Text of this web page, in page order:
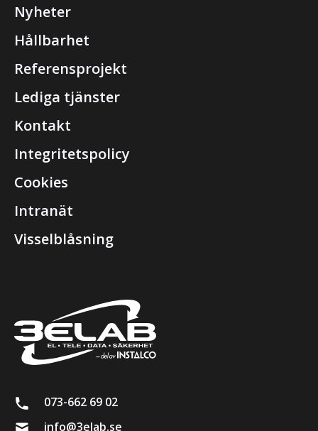
073-662 69 02
info@3elab.se
Nyheter
Hållbarhet
Referensprojekt
Lediga tjänster
Kontakt
Integritetspolicy
Cookies
Intranät
Visselblåsning